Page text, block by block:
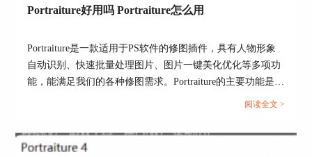
图5：适中平滑
最后，增强预设则是三个平滑程度的全面加强，适
合满足较高的磨皮需求，但与之相对应，皮肤的模
Portraiture好用吗 Portraiture怎么用
Portraiture是一款适用于PS软件的修图插件，具有人物形象
自动识别、快速批量处理图片、图片一键美化优化等多项功
能，能满足我们的各种修图需求。Portraiture的主要功能是帮
助我们方便快捷地进行人物图像的修饰，在Portraiture中仅需
量处理图片。本文将会介绍关于Portraiture好用吗，
Portraiture怎么用的相关内容。...
阅读全文 >